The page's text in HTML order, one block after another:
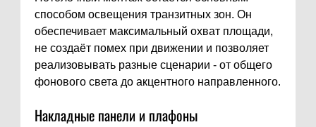
способом освещения транзитных зон. Он
обеспечивает максимальный охват площади,
не создаёт помех при движении и позволяет
реализовывать разные сценарии - от общего
фонового света до акцентного направленного.
Накладные панели и плафоны